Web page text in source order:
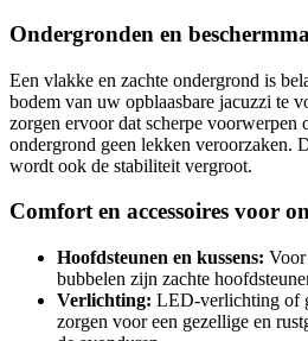
Ondergronden en
Een vlakke en zachte ondergrond is
bodem van uw opblaasbare jacuzzi te
zorgen ervoor dat scherpe voorwerpen
ondergrond geen lekken veroorzaken.
wordt ook de stabiliteit vergroot.
Comfort en accessoires voor
Hoofdsteunen en kussens:
bubbelen zijn zachte
Verlichting: LED-verlichting of
zorgen voor een gezellige en